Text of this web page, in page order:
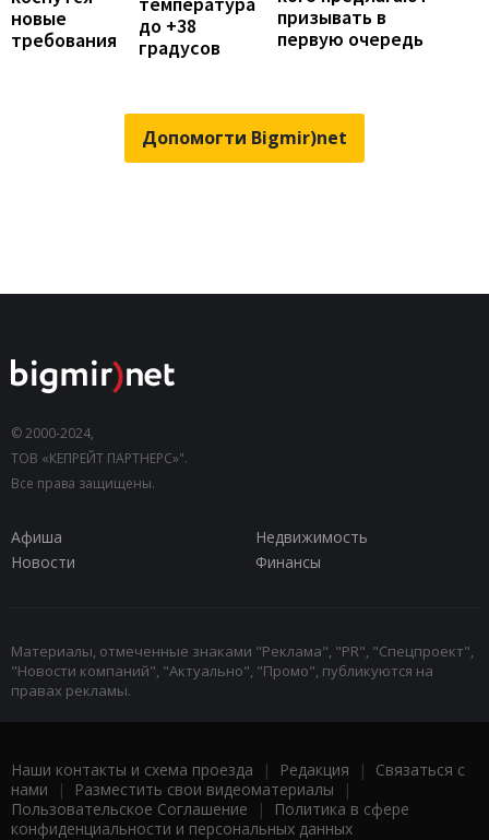
новые
требования
до +38
градусов
призывать в
первую очередь
Допомогти Bigmir)net
© 2000-2024,
ТОВ «КЕПРЕЙТ ПАРТНЕРС»".
Все права защищены.
Афиша
Недвижимость
Новости
Финансы
Материалы, отмеченные знаками "Реклама", "PR", "Спецпроект",
"Новости компаний", "Актуально", "Промо", публикуются на
правах рекламы.
Наши контакты и схема проезда | Редакция | Связаться с
нами | Разместить свои видеоматериалы |
Пользовательское Соглашение |
Политика в сфере
конфиденциальности и персональных данных